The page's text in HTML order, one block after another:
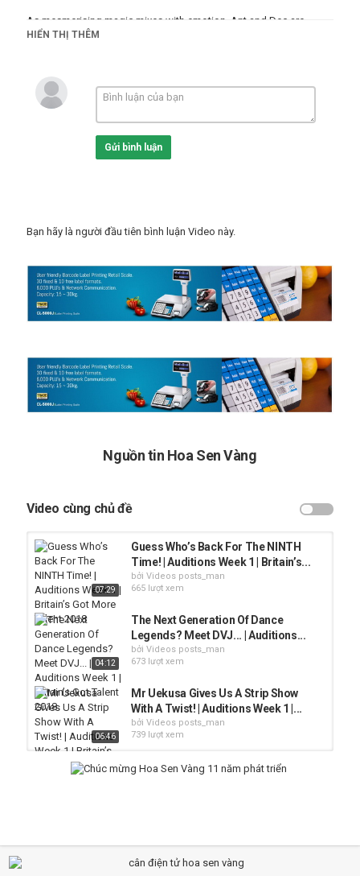
As mesmerising magic mixes with emotion, Ant and Dec are
powerless to resist and just have to hit that Golden Buzzer!!
Britain's Got Talent, Got Talent 2017, Got Talent 2018, Britain's Got
Talent winner, Amanda Holden, Simon Cowell, Alesha Dixon, David
Walliams ...
[Advertisement] Công ty Cân điện tử Hoa Sen Vàng trân trọng giới
thiệu cân điện tử siêu thị, cân công nghiệp chính xác, cân kỹ thuật
Thể loại
Từ khóa
Britain's Got Talent
Got Talent 2017 ,Got Talent 2018 ,
Britain's Got Talent winner ,Amanda Holden ,Simon
Cowell ,Alesha Dixon ,David Walliams ,Got Talent winner
HIỂN THỊ THÊM
Gửi bình luận
Bạn hãy là người đầu tiên bình luận Video này.
Nguồn tin Hoa Sen Vàng
Video cùng chủ đề
07:29
Guess Who’s Back For The NINTH
Time! | Auditions Week 1 | Britain’s...
bởi Videos posts_man
665 lượt xem
04:12
The Next Generation Of Dance
Legends? Meet DVJ... | Auditions...
bởi Videos posts_man
673 lượt xem
06:46
Mr Uekusa Gives Us A Strip Show
With A Twist! | Auditions Week 1 |...
bởi Videos posts_man
739 lượt xem
Yours Truly Hope To Feel The Love
Auditions Week 1 | Britain’s Got...
bởi Videos posts_man